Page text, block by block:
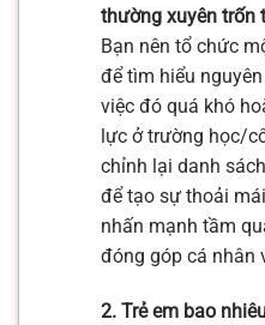
thường xuyên trốn
Bạn nên tổ chức
để tìm hiểu
việc đó quá khó
lực ở trường học/
chỉnh lại danh
để tạo sự thoải
nhấn mạnh tầm
đóng góp cá nhân
2. Trẻ em bao